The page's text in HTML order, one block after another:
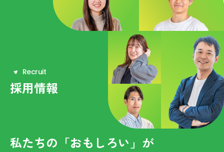
Recruit
採用情報
私たちの「おもしろい」が